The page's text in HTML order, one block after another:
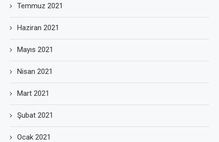
Temmuz 2021
Haziran 2021
Mayıs 2021
Nisan 2021
Mart 2021
Şubat 2021
Ocak 2021